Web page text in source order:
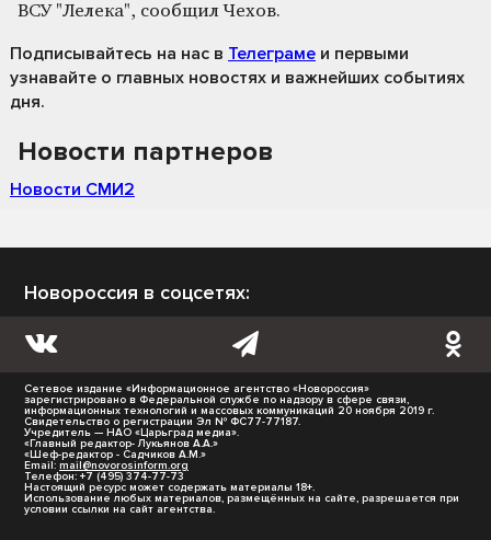
ВСУ "Лелека", сообщил Чехов.
Подписывайтесь на нас в Телеграме и первыми
узнавайте о главных новостях и важнейших событиях
дня.
Новости партнеров
Новости СМИ2
Новороссия в соцсетях:
Сетевое издание «Информационное агентство «Новороссия»
зарегистрировано в Федеральной службе по надзору в сфере связи,
информационных технологий и массовых коммуникаций 20 ноября 2019 г.
Свидетельство о регистрации Эл № ФС77-77187.
Учредитель — НАО «Царьград медиа».
«Главный редактор- Лукьянов А.А.»
«Шеф-редактор - Садчиков А.М.»
Email: mail@novorosinform.org
Телефон: +7 (495) 374-77-73
Настоящий ресурс может содержать материалы 18+.
Использование любых материалов, размещённых на сайте, разрешается при
условии ссылки на сайт агентства.